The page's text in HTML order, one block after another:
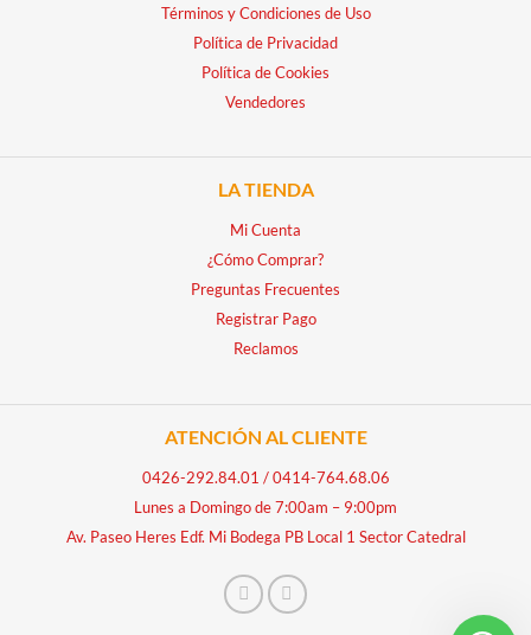
Términos y Condiciones de Uso
Política de Privacidad
Política de Cookies
Vendedores
LA TIENDA
Mi Cuenta
¿Cómo Comprar?
Preguntas Frecuentes
Registrar Pago
Reclamos
ATENCIÓN AL CLIENTE
0426-292.84.01 /0414-764.68.06
Lunes a Domingo de 7:00am – 9:00pm
Av. Paseo Heres Edf. Mi Bodega PB Local 1 Sector Catedral